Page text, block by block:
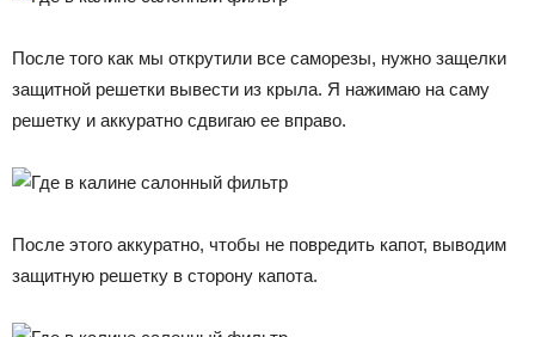
После того как мы открутили все саморезы, нужно защелки
защитной решетки вывести из крыла. Я нажимаю на саму
решетку и аккуратно сдвигаю ее вправо.
После этого аккуратно, чтобы не повредить капот, выводим
защитную решетку в сторону капота.